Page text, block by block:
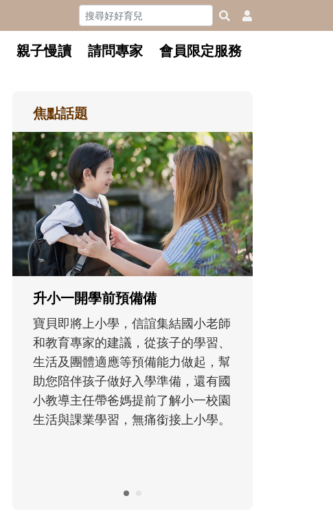
親子慢讀 請問專家 會員限定服務
焦點話題
升小一開學前預備備
寶貝即將上小學，信誼集結國小老師
和教育專家的建議，從孩子的學習、
生活及團體適應等預備能力做起，幫
助您陪伴孩子做好入學準備，還有國
小教導主任帶爸媽提前了解小一校園
生活與課業學習，無痛銜接上小學。